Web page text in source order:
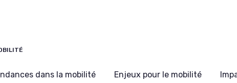
dans la mobilité Enjeux pour le mobilité